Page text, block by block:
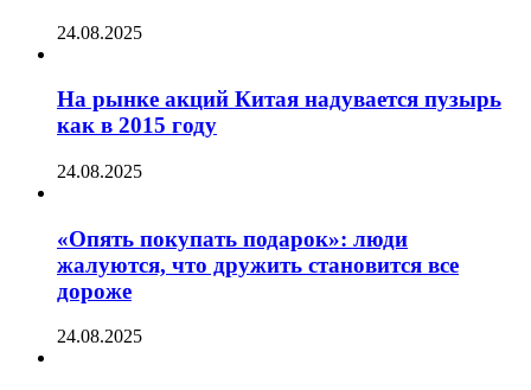
24.08.2025
На рынке акций Китая надувается пузырь
как в 2015 году
24.08.2025
«Опять покупать подарок»: люди
жалуются, что дружить становится все
дороже
24.08.2025